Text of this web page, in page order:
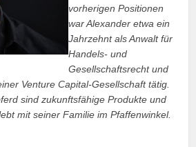
vorherigen Positionen
war Alexander etwa ein
Jahrzehnt als Anwalt für
Handels- und
Gesellschaftsrecht und
Venture Capital-Gesellschaft tätig.
sind zukunftsfähige Produkte und
mit seiner Familie im Pfaffenwinkel.